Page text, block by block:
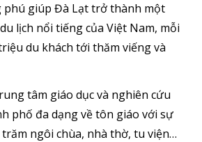
phú giúp Đà Lạt trở thành một
lịch nổi tiếng của Việt Nam, mỗi
du khách tới thăm viếng và
tâm giáo dục và nghiên cứu
phố đa dạng về tôn giáo với sự
ngôi chùa, nhà thờ, tu viện…